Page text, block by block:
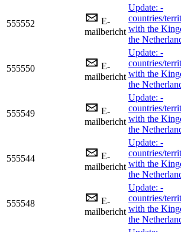
555552
E-
mailbericht
Update: -
countries/
with the
the
555550
E-
mailbericht
Update: -
countries/
with the
the
555549
E-
mailbericht
Update: -
countries/
with the
the
555544
E-
mailbericht
Update: -
countries/
with the
the
555548
E-
mailbericht
Update: -
countries/
with the
the